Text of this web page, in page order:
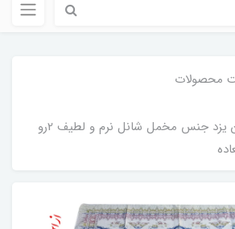
محصولات
زیرسفره سوپر گلشن یزد جنس مخمل شانل نرم و لطیف 2رو